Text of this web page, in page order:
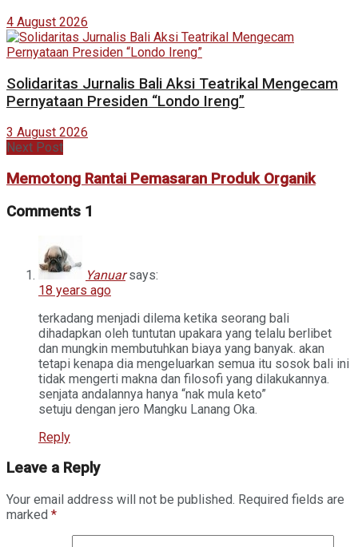
4 August 2026
Solidaritas Jurnalis Bali Aksi Teatrikal Mengecam
Pernyataan Presiden “Londo Ireng”
3 August 2026
Next Post
Memotong Rantai Pemasaran Produk Organik
Comments 1
Yanuar says:
18 years ago
terkadang menjadi dilema ketika seorang bali
dihadapkan oleh tuntutan upakara yang telalu berlibet
dan mungkin membutuhkan biaya yang banyak. akan
tetapi kenapa dia mengeluarkan semua itu sosok bali ini
tidak mengerti makna dan filosofi yang dilakukannya.
senjata andalannya hanya “nak mula keto”
setuju dengan jero Mangku Lanang Oka.
Reply
Leave a Reply
Your email address will not be published. Required fields are
marked *